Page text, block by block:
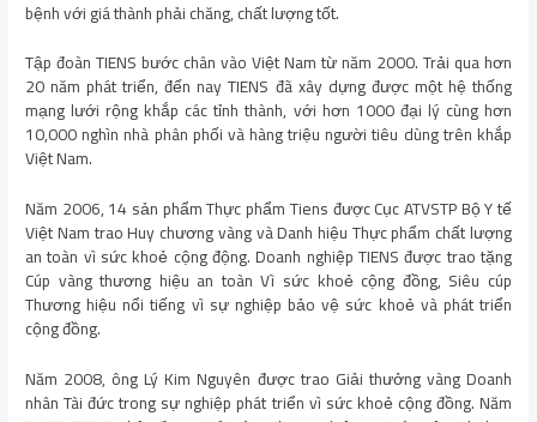
bệnh với giá thành phải chăng, chất lượng tốt.
Tập đoàn TIENS bước chân vào Việt Nam từ năm 2000. Trải qua hơn
20 năm phát triển, đến nay TIENS đã xây dựng được một hệ thống
mạng lưới rộng khắp các tỉnh thành, với hơn 1000 đại lý cùng hơn
10,000 nghìn nhà phân phối và hàng triệu người tiêu dùng trên khắp
Việt Nam.
Năm 2006, 14 sản phẩm Thực phẩm Tiens được Cục ATVSTP Bộ Y tế
Việt Nam trao Huy chương vàng và Danh hiệu Thực phẩm chất lượng
an toàn vì sức khoẻ cộng động. Doanh nghiệp TIENS được trao tặng
Cúp vàng thương hiệu an toàn Vì sức khoẻ cộng đồng, Siêu cúp
Thương hiệu nổi tiếng vì sự nghiệp bảo vệ sức khoẻ và phát triển
cộng đồng.
Năm 2008, ông Lý Kim Nguyên được trao Giải thưởng vàng Doanh
nhân Tài đức trong sự nghiệp phát triển vì sức khoẻ cộng đồng. Năm